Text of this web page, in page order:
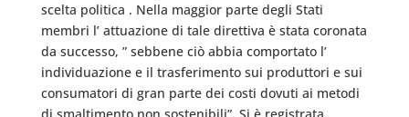
scelta politica . Nella maggior parte degli Stati
membri l’ attuazione di tale direttiva è stata coronata
da successo, ” sebbene ciò abbia comportato l’
individuazione e il trasferimento sui produttori e sui
consumatori di gran parte dei costi dovuti ai metodi